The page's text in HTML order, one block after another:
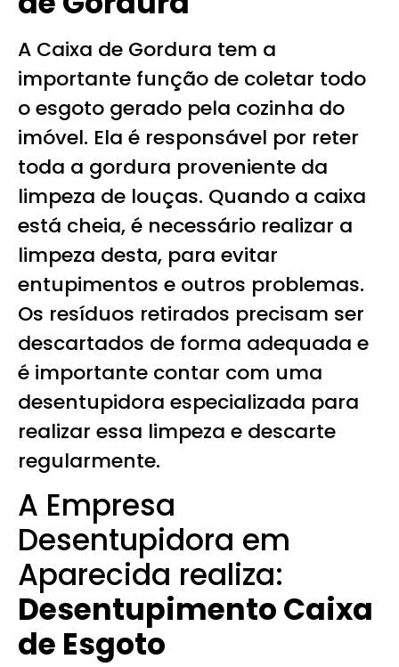
A Caixa de Gordura tem a
importante função de coletar todo
o esgoto gerado pela cozinha do
imóvel. Ela é responsável por reter
toda a gordura proveniente da
limpeza de louças. Quando a caixa
está cheia, é necessário realizar a
limpeza desta, para evitar
entupimentos e outros problemas.
Os resíduos retirados precisam ser
descartados de forma adequada e
é importante contar com uma
desentupidora especializada para
realizar essa limpeza e descarte
regularmente.
A Empresa
Desentupidora em
Aparecida realiza:
Desentupimento Caixa
de Esgoto